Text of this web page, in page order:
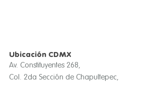
Ubicación CDMX
Av. Constituyentes 268,
Col. 2da Sección de Chapultepec,